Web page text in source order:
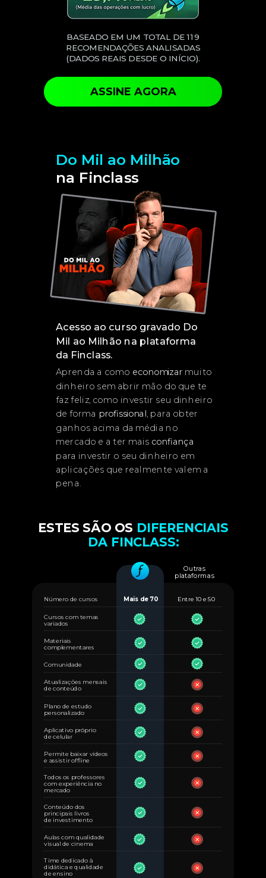
Número de cursos Mais de 70 Entre 10 e 50
Outras
plataformas
Cursos com temas
variados
Materiais
complementares
Comunidade
Atualizações mensais
de conteúdo
Plano de estudo
personalizado
Aplicativo próprio
de celular
Permite baixar vídeos
e assistir offline
Todos os professores
com experiência no
mercado
Conteúdo dos
principais livros
de investimento
Aulas com qualidade
visual de cinema
Time dedicado à
didática e qualidade
de ensino
ESTES SÃO OS DIFERENCIAIS
DA FINCLASS:
Aprenda a como economizar muito
dinheiro sem abrir mão do que te
faz feliz, como investir seu dinheiro
de forma profissional , para obter
ganhos acima da média no
mercado e a ter mais confiança
para investir o seu dinheiro em
aplicações que realmente valem a
pena.
Do Mil ao Milhão
na Finclass
Acesso ao curso gravado Do
Mil ao Milhão na plataforma
da Finclass.
ASSINE AGORA
BASEADO EM UM TOTAL DE 119
RECOMENDAÇÕES ANALISADAS
(DADOS REAIS DESDE O INÍCIO).